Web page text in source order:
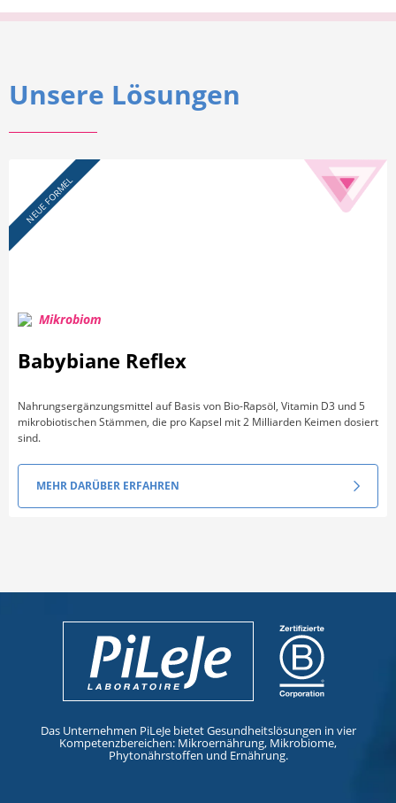
Unsere Lösungen
NEUE FORMEL
Mikrobiom
Babybiane Reflex
Nahrungsergänzungsmittel auf Basis von Bio-Rapsöl, Vitamin D3 und 5
mikrobiotischen Stämmen, die pro Kapsel mit 2 Milliarden Keimen dosiert
sind.
MEHR DARÜBER ERFAHREN
Das Unternehmen PiLeJe bietet Gesundheitslösungen in vier
Kompetenzbereichen: Mikroernährung, Mikrobiome,
Phytonährstoffen und Ernährung.